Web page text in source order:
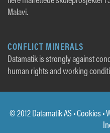
Malavi.
CONFLICT MINERALS
Datamatik is strongly against
human rights and working
© 2012 Datamatik AS •Cookies •